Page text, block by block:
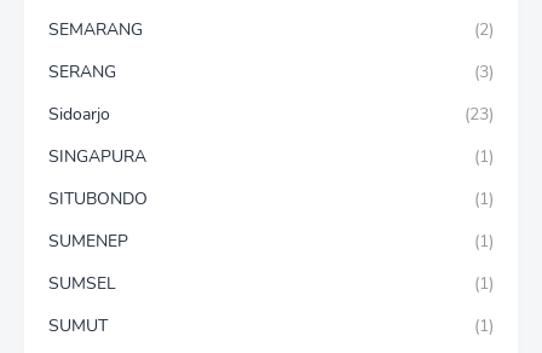
SEMARANG
(2)
SERANG
(3)
Sidoarjo
(23)
SINGAPURA
(1)
SITUBONDO
(1)
SUMENEP
(1)
SUMSEL
(1)
SUMUT
(1)